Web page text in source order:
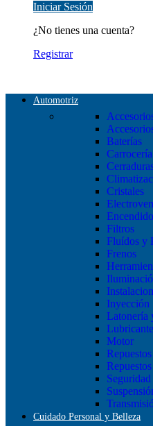
Iniciar Sesión
¿No tienes una cuenta?
Registrar
Automotriz
Baterías
Carrocería
Cristales
Encendido
Filtros
Fluídos y
Frenos
Inyección
Latonería
Motor
Cuidado Personal y Belleza